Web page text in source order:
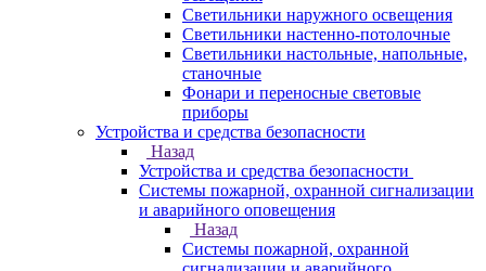
Светильники наружного освещения
Светильники настенно-потолочные
Светильники настольные, напольные,
станочные
Фонари и переносные световые
приборы
Устройства и средства безопасности
Назад
Устройства и средства безопасности
Системы пожарной, охранной сигнализации
и аварийного оповещения
Назад
Системы пожарной, охранной